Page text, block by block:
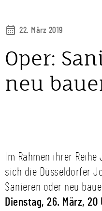
22. März 2019
Oper:
neu
Im Rahmen ihrer
sich die Düsseldorfer
Sanieren oder neu
Dienstag, 26. März, 20